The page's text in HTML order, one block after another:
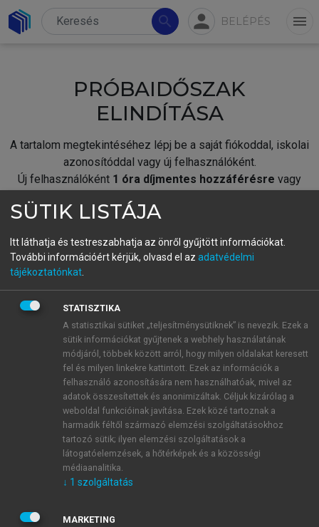
search person BELÉPÉS menu
PRÓBAIDŐSZAK
ELINDÍTÁSA
A tartalom megtekintéséhez lépj be a saját fiókoddal, iskolai
azonosítóddal vagy új felhasználóként.
Új felhasználóként 1 óra díjmentes hozzáférésre vagy
fiókoddal,vagy hozz létre új fiókot.
A regisztráció után apróbaidőszakautomatikusan
BELÉPÉS SAJÁT FIÓKKAL
ÚJ FIÓK LÉTREHOZÁSA
1 óra díjmentes hozzáférés
E-MAIL-CÍM
JELSZÓ
SÜTIK LISTÁJA
Itt láthatja és testreszabhatja az önről gyűjtött információkat.
További információért kérjük, olvasd el az adatvédelmi
tájékoztatónkat
STATISZTIKA
A statisztikai sütiket „teljesítménysütiknek” is nevezik. Ezek a
sütik információkat gyűjtenek a webhely használatának
módjáról, többek között arról, hogy milyen oldalakat keresett
fel és milyen linkekre kattintott. Ezek az információk a
felhasználó azonosítására nem használhatóak, mivel az
adatok összesítettek és anonimizáltak. Céljuk kizárólag a
weboldal funkcióinak javítása. Ezek közé tartoznak a
harmadik féltől származó elemzési szolgáltatásokhoz
tartozó sütik; ilyen elemzési szolgáltatások a
látogatóelemzések, a hőtérképek és a közösségi
médiaanalitika.
↓ 1 szolgáltatás
MARKETING